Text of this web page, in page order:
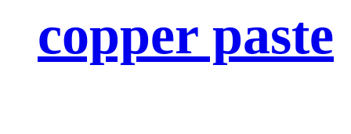
copper paste